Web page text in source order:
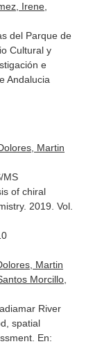
Irene,
del Parque de
Cultural y
e
Andalucia
Martin
MS
of chiral
. 2019. Vol.
Martin
Morcillo,
River
spatial
En: